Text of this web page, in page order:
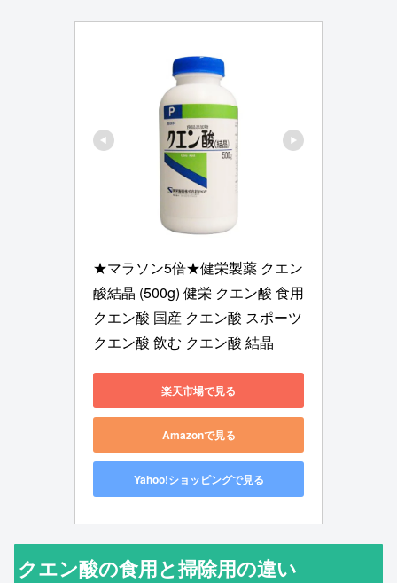
★マラソン5倍★健栄製薬 クエン
酸結晶 (500g) 健栄 クエン酸 食用
クエン酸 国産 クエン酸 スポーツ
クエン酸 飲む クエン酸 結晶
楽天市場で見る
Amazonで見る
Yahoo!ショッピングで見る
クエン酸の食用と掃除用の違い